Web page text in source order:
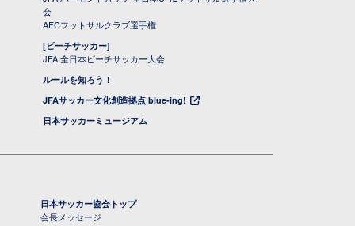
会
AFCフットサルクラブ選手権
[ビーチサッカー]
JFA 全日本ビーチサッカー大会
ルールを知ろう！
JFAサッカー文化創造拠点 blue-ing!
日本サッカーミュージアム
日本サッカー協会トップ
会長メッセージ